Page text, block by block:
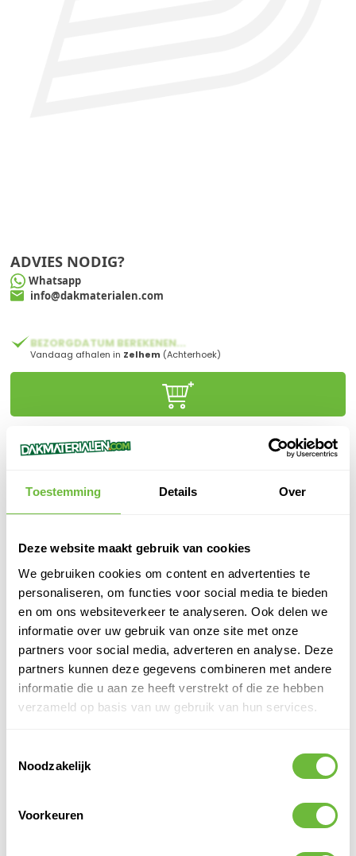
Toestemming Details Over
Deze website maakt gebruik van cookies
We gebruiken cookies om content en advertenties te
personaliseren, om functies voor social media te bieden
en om ons websiteverkeer te analyseren. Ook delen we
informatie over uw gebruik van onze site met onze
partners voor social media, adverteren en analyse. Deze
partners kunnen deze gegevens combineren met andere
informatie die u aan ze heeft verstrekt of die ze hebben
verzameld op basis van uw gebruik van hun services.
Noodzakelijk
Voorkeuren
ADVIES NODIG?
Whatsapp
info@dakmaterialen.com
BEZORGDATUM BEREKENEN...
Vandaag afhalen in Zelhem (Achterhoek)
Klanten beoordelen ons met een
9,6/10.0
Binnen1 werkdag
verzonden
100%veiligebetaling
SPECIFICATIES
SKU
816094
PRODUCTOMSCHRIJVING
Redfox EPDM Covertape, ez. klevend 229mm x 15,25mtr